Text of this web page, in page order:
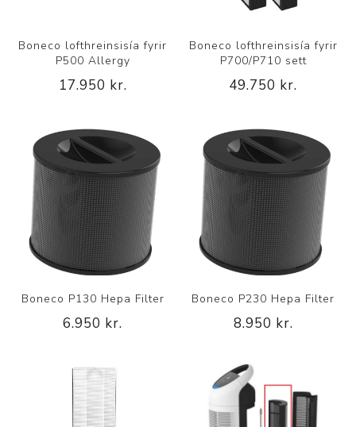
Boneco lofthreinsisía fyrir
P500 Allergy
17.950 kr.
Boneco lofthreinsisía fyrir
P700/P710 sett
49.750 kr.
Boneco P130 Hepa Filter
6.950 kr.
Boneco P230 Hepa Filter
8.950 kr.